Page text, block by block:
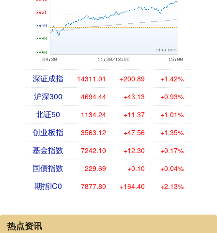
深证成指 14311.01 +200.89 +1.42%
沪深300 4694.44 +43.13 +0.93%
北证50 1134.24 +11.37 +1.01%
创业板指 3563.12 +47.56 +1.35%
基金指数 7242.10 +12.30 +0.17%
国债指数 229.69 +0.10 +0.04%
期指IC0 7877.80 +164.40 +2.13%
热点资讯